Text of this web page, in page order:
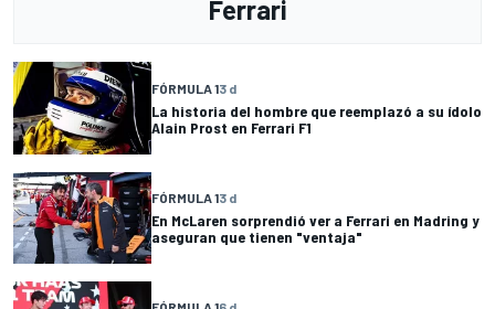
Ferrari
FÓRMULA 13 d
La historia del hombre que reemplazó a su ídolo
Alain Prost en Ferrari F1
FÓRMULA 13 d
En McLaren sorprendió ver a Ferrari en Madring y
aseguran que tienen "ventaja"